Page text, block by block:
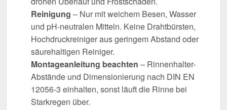
Reinigung – Nur mit weichem Besen, Wasser
und pH-neutralen Mitteln. Keine Drahtbürsten,
Hochdruckreiniger aus geringem Abstand oder
säurehaltigen Reiniger.
Montageanleitung beachten – Rinnenhalter-
Abstände und Dimensionierung nach DIN EN
12056-3 einhalten, sonst läuft die Rinne bei
Starkregen über.